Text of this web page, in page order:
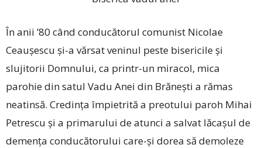
În anii ’80 când conducătorul comunist Nicolae
Ceaușescu și-a vărsat veninul peste bisericile și
slujitorii Domnului, ca printr-un miracol, mica
parohie din satul Vadu Anei din Brănești a rămas
neatinsă. Credința împietrită a preotului paroh Mihai
Petrescu și a primarului de atunci a salvat lăcașul de
demența conducătorului care-și dorea să demoleze